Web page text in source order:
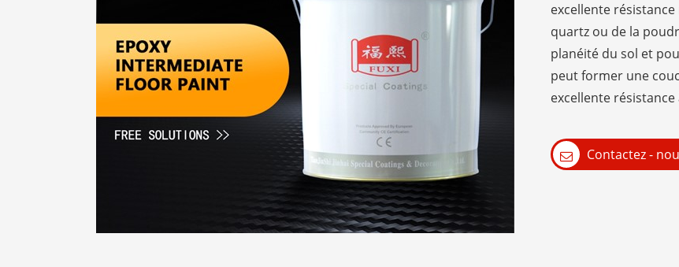
excellente
quartz ou de la
planéité du sol et
peut former une
excellente
Contactez -